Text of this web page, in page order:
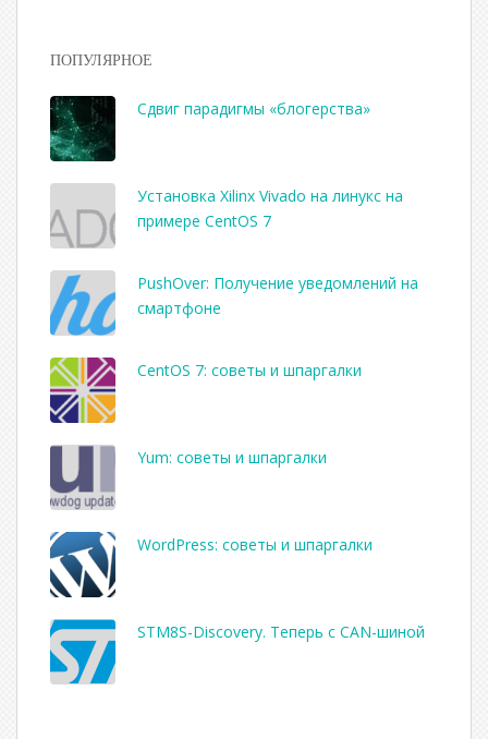
ПОПУЛЯРНОЕ
Сдвиг парадигмы «блогерства»
Установка Xilinx Vivado на линукс на
примере CentOS 7
PushOver: Получение уведомлений на
смартфоне
CentOS 7: советы и шпаргалки
Yum: советы и шпаргалки
WordPress: советы и шпаргалки
STM8S-Discovery. Теперь с CAN-шиной